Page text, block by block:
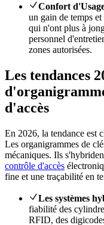
Confort
un gain de temps
qui n'ont plus à
personnel
zones autorisées.
Les tendances
d'accès
En 2026, la tendance est
Les organigrammes de
mécaniques. Ils
contrôle d'accès
fine et une traçabilité en
Les systèmes
fiabilité des
RFID, des